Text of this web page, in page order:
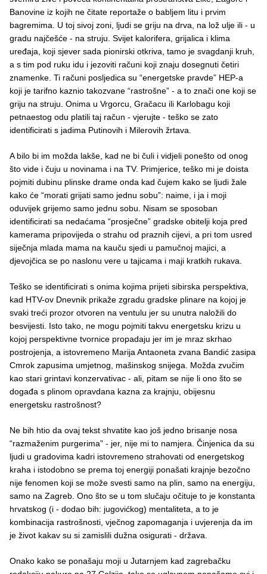
Banovine iz kojih ne čitate reportaže o babljem litu i prvim
bagremima. U toj sivoj zoni, ljudi se griju na drva, na lož ulje ili - u
gradu najčešće - na struju. Svijet kalorifera, grijalica i klima
uređaja, koji sjever sada pionirski otkriva, tamo je svagdanji kruh,
a s tim pod ruku idu i jezoviti računi koji znaju dosegnuti četiri
znamenke. Ti računi posljedica su “energetske pravde” HEP-a
koji je tarifno kaznio takozvane “rastrošne” - a to znači one koji se
griju na struju. Onima u Vrgorcu, Gračacu ili Karlobagu koji
petnaestog odu platili taj račun - vjerujte - teško se zato
identificirati s jadima Putinovih i Milerovih žrtava.
A bilo bi im možda lakše, kad ne bi čuli i vidjeli ponešto od onog
što vide i čuju u novinama i na TV. Primjerice, teško mi je doista
pojmiti dubinu plinske drame onda kad čujem kako se ljudi žale
kako će “morati grijati samo jednu sobu”: naime, i ja i moji
oduvijek grijemo samo jednu sobu. Nisam se sposoban
identificirati sa nedaćama “prosječne” gradske obitelji koja pred
kamerama pripovijeda o strahu od praznih cijevi, a pri tom usred
siječnja mlada mama na kauču sjedi u pamučnoj majici, a
djevojčica se po naslonu vere u tajicama i maji kratkih rukava.
Teško se identificirati s onima kojima prijeti sibirska perspektiva,
kad HTV-ov Dnevnik prikaže zgradu gradske plinare na kojoj je
svaki treći prozor otvoren na ventulu jer su unutra naložili do
besvijesti. Isto tako, ne mogu pojmiti takvu energetsku krizu u
kojoj perspektivne tvornice propadaju jer im je mraz skrhao
postrojenja, a istovremeno Marija Antaoneta zvana Bandić zasipa
Cmrok zapusima umjetnog, mašinskog snijega. Možda zvučim
kao stari grintavi konzervativac - ali, pitam se nije li ono što se
događa s plinom opravdana kazna za krajnju, obijesnu
energetsku rastrošnost?
Ne bih htio da ovaj tekst shvatite kao još jedno brisanje nosa
“razmaženim purgerima” - jer, nije mi to namjera. Činjenica da su
ljudi u gradovima kadri istovremeno strahovati od energetskog
kraha i istodobno se prema toj energiji ponašati krajnje bezočno
nije fenomen koji se može svesti samo na plin, samo na energiju,
samo na Zagreb. Ono što se u tom slučaju očituje to je konstanta
hrvatskog (i - dodao bih: jugovićkog) mentaliteta, a to je
kombinacija rastrošnosti, vječnog zapomaganja i uvjerenja da im
je život kakav su si zamislili dužna osigurati - država.
Onako kako se ponašaju moji u Jutarnjem kad zagrebačku